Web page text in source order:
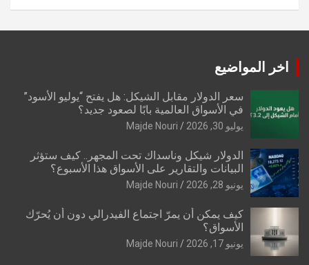
اخر المواضيع
سعر الدولار مقابل الشيكل: هل يفتح “يوليو الأسود”
في الأسواق العالمية بابًا لصعود جديد؟
يوليو 30, 2026 Majde Nouri
الدولار شيكل وناسداك تحت المجهر.. كيف ستؤثر
البيانات والتقارير على الأسواق هذا الأسبوع؟
يونيو 28, 2026 Majde Nouri
كيف يمكن أن يمرّ اجتماع الفيدرالي دون أن يُحرّك
الأسواق؟
يونيو 17, 2026 Majde Nouri